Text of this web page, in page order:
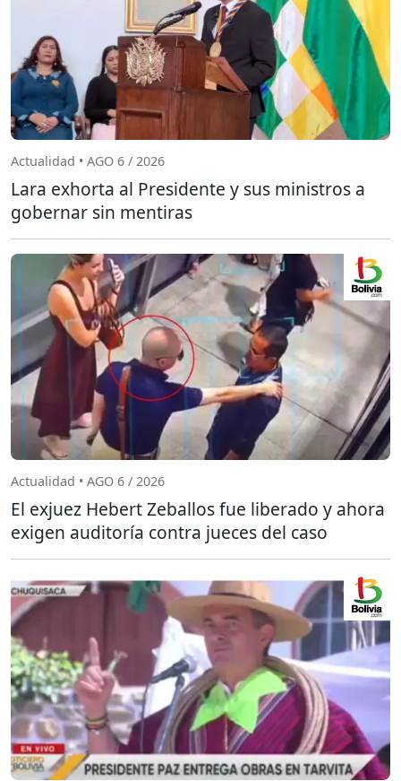
Actualidad • AGO 6 / 2026
Lara exhorta al Presidente y sus ministros a
gobernar sin mentiras
Actualidad • AGO 6 / 2026
El exjuez Hebert Zeballos fue liberado y ahora
exigen auditoría contra jueces del caso